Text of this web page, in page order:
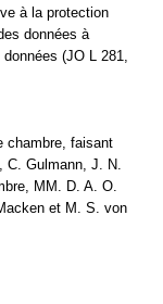
à la protection
données à
(JO L 281,
chambre, faisant
C. Gulmann, J. N.
MM. D. A. O.
et M. S. von